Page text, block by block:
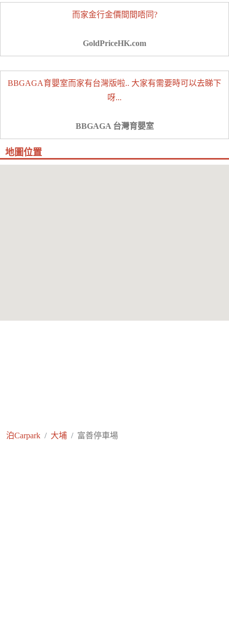
而家金行金價間間唔同?
GoldPriceHK.com
BBGAGA育嬰室而家有台灣版啦.. 大家有需要時可以去睇下
呀...
BBGAGA 台灣育嬰室
地圖位置
泊Carpark 大埔 富善停車場